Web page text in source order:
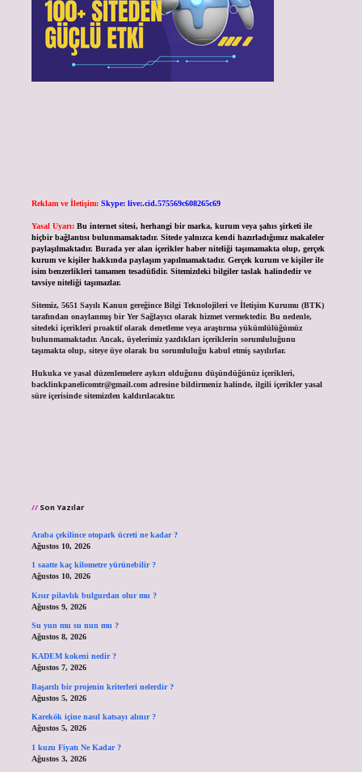
Reklam ve İletişim: Skype: live:.cid.575569c608265c69
Yasal Uyarı: Bu internet sitesi, herhangi bir marka, kurum veya şahıs şirketi ile
hiçbir bağlantısı bulunmamaktadır. Sitede yalnızca kendi hazırladığımız makaleler
paylaşılmaktadır. Burada yer alan içerikler haber niteliği taşımamakta olup, gerçek
kurum ve kişiler hakkında paylaşım yapılmamaktadır. Gerçek kurum ve kişiler ile
isim benzerlikleri tamamen tesadüfidir. Sitemizdeki bilgiler taslak halindedir ve
tavsiye niteliği taşımazlar.
Sitemiz, 5651 Sayılı Kanun gereğince Bilgi Teknolojileri ve İletişim Kurumu (BTK)
tarafından onaylanmış bir Yer Sağlayıcı olarak hizmet vermektedir. Bu nedenle,
sitedeki içerikleri proaktif olarak denetleme veya araştırma yükümlülüğümüz
bulunmamaktadır. Ancak, üyelerimiz yazdıkları içeriklerin sorumluluğunu
taşımakta olup, siteye üye olarak bu sorumluluğu kabul etmiş sayılırlar.
Hukuka ve yasal düzenlemelere aykırı olduğunu düşündüğünüz içerikleri,
backlinkpanelicomtr@gmail.comadresine bildirmeniz halinde, ilgili içerikler yasal
süre içerisinde sitemizden kaldırılacaktır.
Son Yazılar
Araba çekilince otopark ücreti ne kadar ?
Ağustos 10, 2026
1 saatte kaç kilometre yürünebilir ?
Ağustos 10, 2026
Kısır pilavlık bulgurdan olur mu ?
Ağustos 9, 2026
Su yun mu su nun mu ?
Ağustos 8, 2026
KADEM kokeni nedir ?
Ağustos 7, 2026
Başarılı bir projenin kriterleri nelerdir ?
Ağustos 5, 2026
Karekök içine nasıl katsayı alınır ?
Ağustos 5, 2026
1 kuzu Fiyatı Ne Kadar ?
Ağustos 3, 2026